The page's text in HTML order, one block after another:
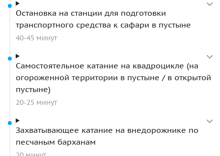
нет ничего сложного.
Важная информация
Трансфер из Al Maha Resort, Bab al-Shams, Jebel Ali,
осуществляется за дополнительную плату или
просим подъезжать к Marina View Hotel.
Для данной экскурсии осуществляется
только для туристов, проживающих в Эмиратах
Трансфер из других Эмиратов, в том числе Абу-
Даби, Фуджейра, Рас эль-Хайма осуществляется за
Остановка на станции для подготовки
транспортного средства к сафари в пустыне
40-45 минут
Самостоятельное катание на квадроцикле (на
огороженной территории в пустыне / в открытой
пустыне)
20-25 минут
Захватывающее катание на внедорожнике по
песчаным барханам